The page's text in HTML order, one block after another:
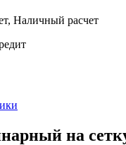
Наличный расчет
на